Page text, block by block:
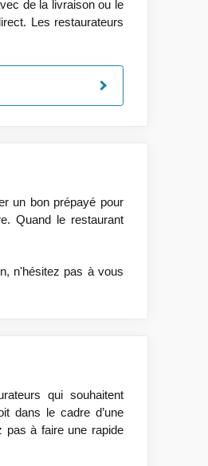
de la livraison ou le
Les restaurateurs
un bon prépayé pour
Quand le restaurant
n'hésitez pas à vous
qui souhaitent
dans le cadre d’une
pas à faire une rapide